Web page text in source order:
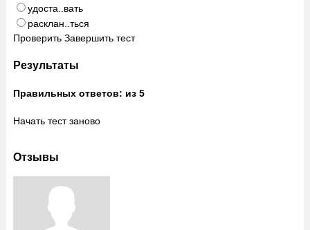
удоста..вать
расклан..ться
Проверить Завершить тест
Результаты
Правильных ответов: из 5
Начать тест заново
Отзывы